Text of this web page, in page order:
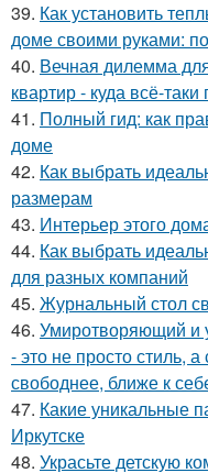
39. Как установить
доме своими руками:
40. Вечная дилемма
квартир - куда всё-
41. Полный гид: как
доме
42. Как выбрать
размерам
43. Интерьер этого
44. Как выбрать
для разных компаний
45. Журнальный стол
46. Умиротворяющий и
- это не просто стиль,
свободнее, ближе к
47. Какие уникальные
Иркутске
48. Украсьте детскую